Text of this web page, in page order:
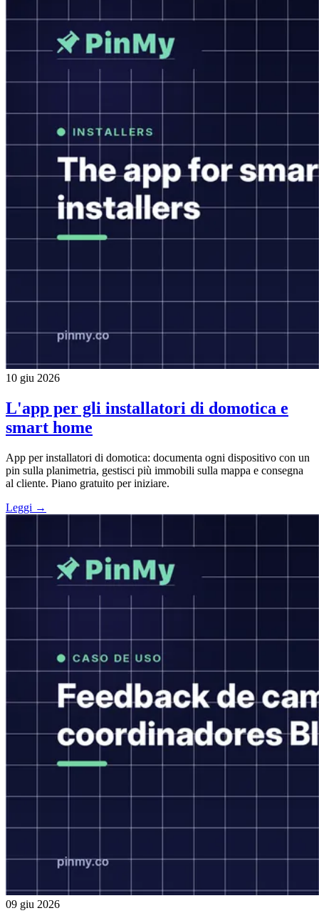
10 giu 2026
L'app per gli installatori di domotica e
smart home
App per installatori di domotica: documenta ogni dispositivo con un
pin sulla planimetria, gestisci più immobili sulla mappa e consegna
al cliente. Piano gratuito per iniziare.
Leggi →
09 giu 2026